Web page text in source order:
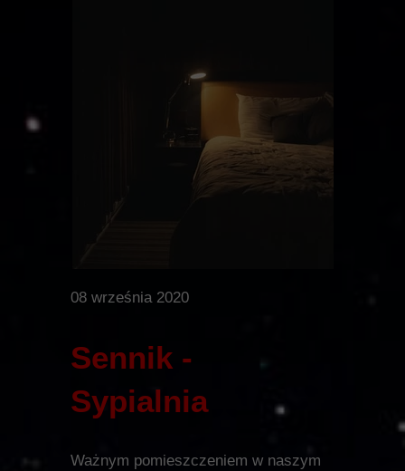
08 września 2020
Sennik -
Sypialnia
Ważnym pomieszczeniem w naszym